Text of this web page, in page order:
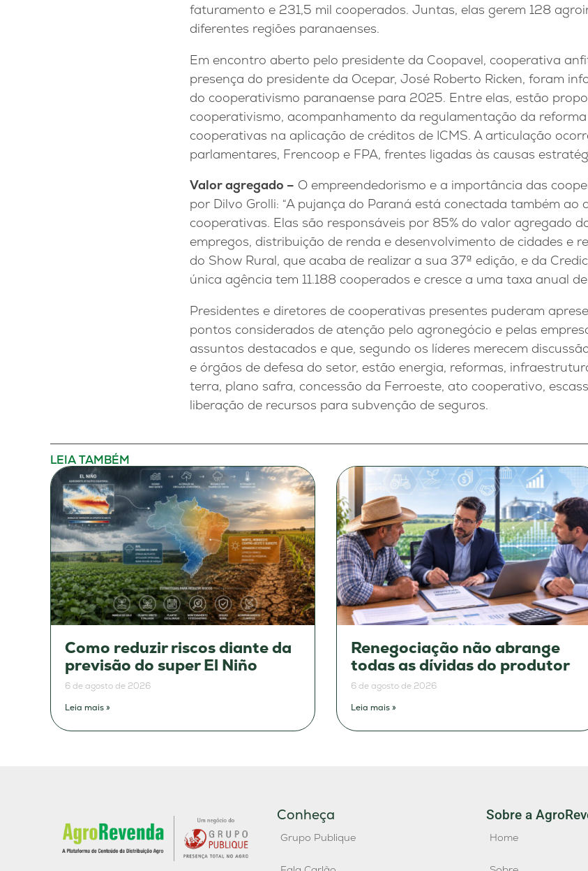
faturamento e 231,5 mil cooperados. Juntas, elas gerem 128
diferentes regiões paranaenses.
Em encontro aberto pelo presidente da Coopavel, cooperativa
presença do presidente da Ocepar, José Roberto Ricken, foram
do cooperativismo paranaense para 2025. Entre elas, estão
cooperativismo, acompanhamento da regulamentação da
cooperativas na aplicação de créditos de ICMS. A articulação
parlamentares, Frencoop e FPA, frentes ligadas às causas
Valor agregado – O empreendedorismo e a importância das
por Dilvo Grolli: “A pujança do Paraná está conectada também ao
cooperativas. Elas são responsáveis por 85% do valor agregado
empregos, distribuição de renda e desenvolvimento de cidades e
do Show Rural, que acaba de realizar a sua 37ª edição, e da
única agência tem 11.188 cooperados e cresce a uma taxa anual de
Presidentes e diretores de cooperativas presentes puderam
pontos considerados de atenção pelo agronegócio e pelas
assuntos destacados e que, segundo os líderes merecem
e órgãos de defesa do setor, estão energia, reformas,
terra, plano safra, concessão da Ferroeste, ato cooperativo,
liberação de recursos para subvenção de seguros.
LEIA TAMBÉM
Como reduzir riscos diante da
previsão do super El Niño
6 de agosto de 2026
Leia mais »
Renegociação não abrange
todas as dívidas do produtor
6 de agosto de 2026
Leia mais »
Conheça
Grupo Publique
Sobre a
Home